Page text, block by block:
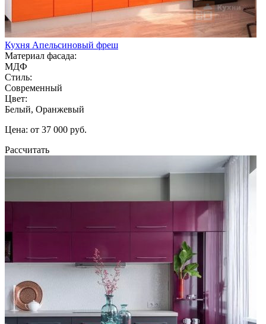
Кухня Апельсиновый фреш
Материал фасада:
МДФ
Стиль:
Современный
Цвет:
Белый, Оранжевый
Цена: от 37 000 руб.
Рассчитать